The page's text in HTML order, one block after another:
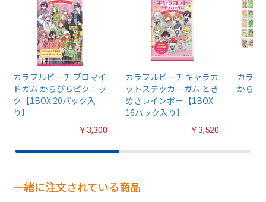
カラフルピーチ ブロマイ
ドガム からぴちピクニッ
ク【1BOX 20パック入
り】
￥3,300
カラフルピーチ キャラカ
ットステッカーガム とき
めきレインボー【1BOX
16パック入り】
￥3,520
カラフ
からぴ
一緒に注文されている商品